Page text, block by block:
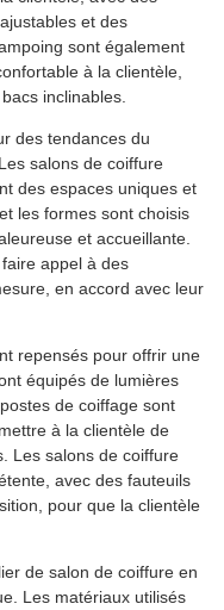
et des
sont également
à la clientèle,
inclinables.
des tendances du
salons de coiffure
des espaces uniques et
les formes sont choisis
et accueillante.
appel à des
en accord avec leur
repensés pour offrir une
équipés de lumières
de coiffage sont
à la clientèle de
Les salons de coiffure
avec des fauteuils
pour que la clientèle
de salon de coiffure en
Les matériaux utilisés